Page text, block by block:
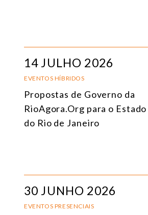
CULTURA E RELAÇÕES INTERNACIONAIS
DEMOCRACIA
ENERGIA
TODOS OS NÚCLEOS
TODOS
14 JULHO 2026
EVENTOS HÍBRIDOS
Propostas de Governo da
RioAgora.Org para o Estado
do Rio de Janeiro
30 JUNHO 2026
EVENTOS PRESENCIAIS